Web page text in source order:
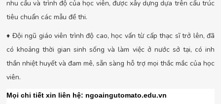
nhu cầu và trình độ của học viên, được xây dựng dựa trên cấu trúc
tiêu chuẩn các mẫu đề thi.
♦ Đội ngũ giáo viên trình độ cao, học vấn từ cấp thạc sĩ trở lên, đã
có khoảng thời gian sinh sống và làm việc ở nước sở tại, có inh
thần nhiệt huyết và đam mê, sẵn sàng hỗ trợ mọi thắc mắc của học
viên.
Mọi chi tiết xin liên hệ: ngoaingutomato.edu.vn